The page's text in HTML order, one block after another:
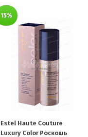
15%
Estel Haute Couture
Luxury Color Роскошь